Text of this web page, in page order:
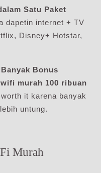
Satu Paket
dapetin internet + TV
Disney+ Hotstar,
Bonus
wifi murah 100 ribuan
it karena banyak
untung.
Murah